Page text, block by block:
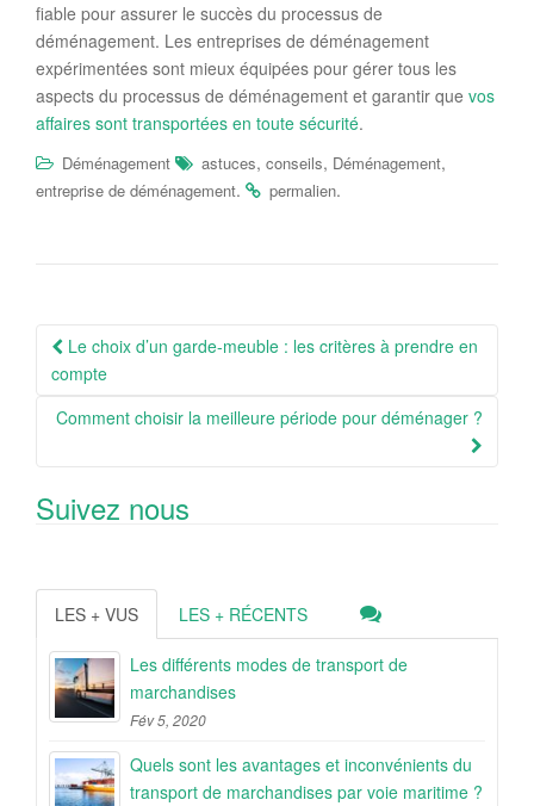
fiable pour assurer le succès du processus de
déménagement. Les entreprises de déménagement
expérimentées sont mieux équipées pour gérer tous les
aspects du processus de déménagement et garantir que vos
affaires sont transportées en toute sécurité.
Déménagement astuces, conseils, Déménagement,
entreprise de déménagement. permalien.
Navigation
Article
Le choix d’un garde-meuble : les critères à prendre en
compte
Comment choisir la meilleure période pour déménager ?
Suivez nous
LES + VUS LES + RÉCENTS
Les différents modes de transport de
marchandises
Fév 5, 2020
Quels sont les avantages et inconvénients du
transport de marchandises par voie maritime ?